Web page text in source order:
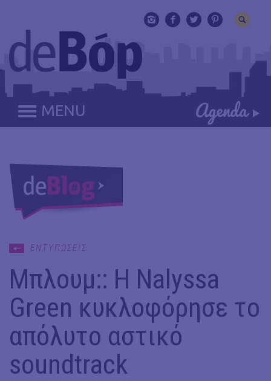
MENU
ΕΝΤΥΠΩΣΕΙΣ
Μπλουμ:: H Nalyssa
Green κυκλοφόρησε το
απόλυτο αστικό
soundtrack